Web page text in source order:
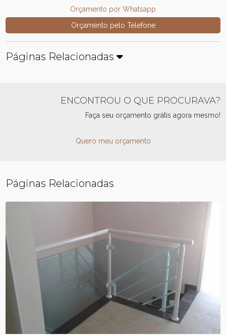
Orçamento por Whatsapp
Orçamento pelo Telefone
Páginas Relacionadas
ENCONTROU O QUE PROCURAVA?
Faça seu orçamento grátis agora mesmo!
Quero meu orçamento
Páginas Relacionadas